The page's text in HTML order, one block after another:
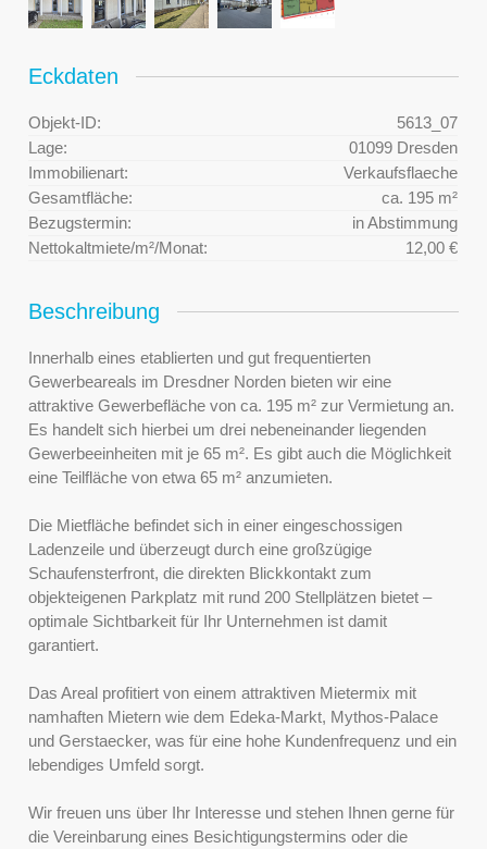
Eckdaten
Objekt-ID:
5613_07
Lage:
01099 Dresden
Immobilienart:
Verkaufsflaeche
Gesamtfläche:
ca. 195 m²
Bezugstermin:
in Abstimmung
Nettokaltmiete/m²/Monat:
12,00 €
Beschreibung
Innerhalb eines etablierten und gut frequentierten
Gewerbeareals im Dresdner Norden bieten wir eine
attraktive Gewerbefläche von ca. 195 m² zur Vermietung an.
Es handelt sich hierbei um drei nebeneinander liegenden
Gewerbeeinheiten mit je 65 m². Es gibt auch die Möglichkeit
eine Teilfläche von etwa 65 m² anzumieten.
Die Mietfläche befindet sich in einer eingeschossigen
Ladenzeile und überzeugt durch eine großzügige
Schaufensterfront, die direkten Blickkontakt zum
objekteigenen Parkplatz mit rund 200 Stellplätzen bietet –
optimale Sichtbarkeit für Ihr Unternehmen ist damit
garantiert.
Das Areal profitiert von einem attraktiven Mietermix mit
namhaften Mietern wie dem Edeka-Markt, Mythos-Palace
und Gerstaecker, was für eine hohe Kundenfrequenz und ein
lebendiges Umfeld sorgt.
Wir freuen uns über Ihr Interesse und stehen Ihnen gerne für
die Vereinbarung eines Besichtigungstermins oder die